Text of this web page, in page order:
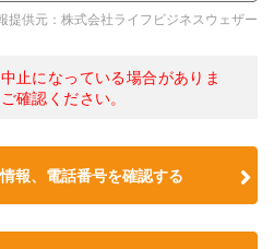
提供元：株式会社ライフビジネスウェザー
止になっている場合がありま
確認ください。
報、電話番号を確認する